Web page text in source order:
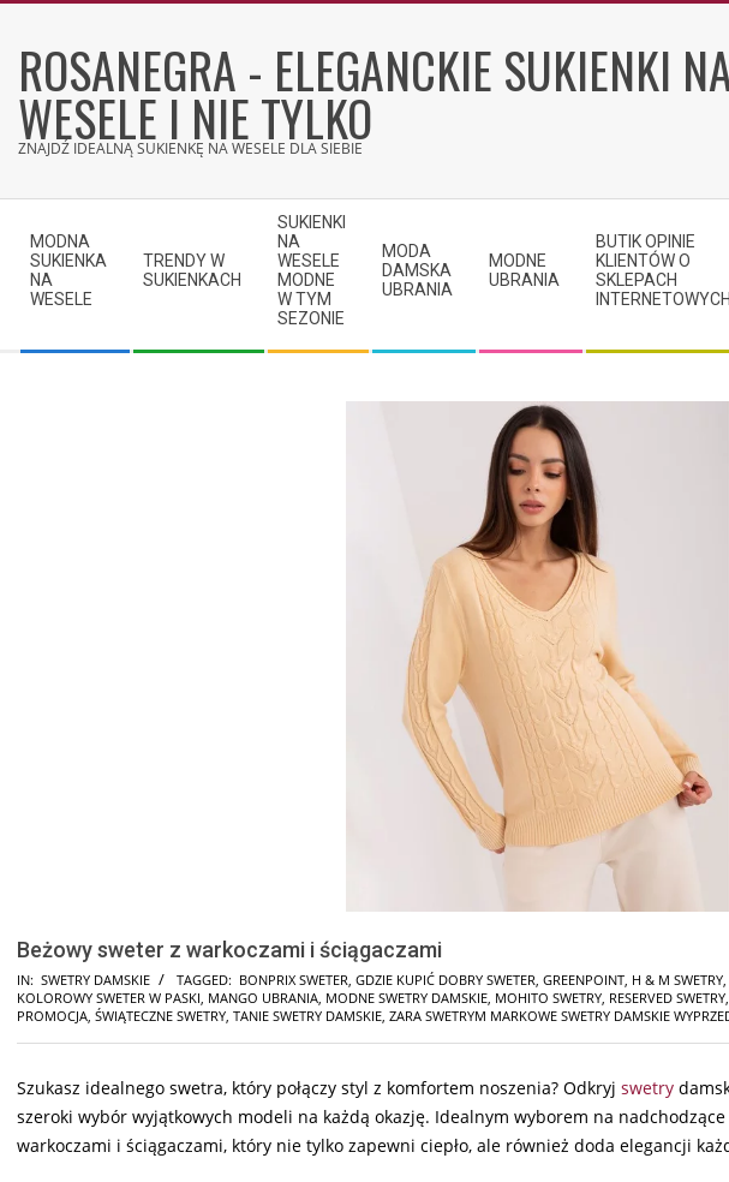
contentROSANEGRA - ELEGANCKIE SUKIENKI
WESELE I NIE TYLKO
ZNAJDŹ IDEALNĄ SUKIENKĘ NA WESELE DLA SIEBIE
Navigation
Menu
MODNA
SUKIENKA
NA
WESELE
TRENDY W
SUKIENKACH
SUKIENKI
NA
WESELE
MODNE
W TYM
SEZONIE
MODA
DAMSKA
UBRANIA
MODNE
UBRANIA
BUTIK OPINIE
KLIENTÓW O
SKLEPACH
INTERNETOWYCH
Beżowy sweter z warkoczami i ściągaczami
IN: SWETRY DAMSKIE TAGGED: BONPRIX SWETER GDZIE KUPIĆ DOBRY SWETER GREENPOINT H & M SWETRY
KOLOROWY SWETER W PASKI MANGO UBRANIA MODNE SWETRY DAMSKIE MOHITO SWETRY RESERVED SWETRY
PROMOCJA ŚWIĄTECZNE SWETRY TANIE SWETRY DAMSKIE ZARA SWETRYM MARKOWE SWETRY DAMSKIE
Szukasz idealnego swetra, który połączy styl z komfortem noszenia? Odkryj swetry
szeroki wybór wyjątkowych modeli na każdą okazję. Idealnym wyborem na
warkoczami i ściągaczami, który nie tylko zapewni ciepło, ale również doda elegancji